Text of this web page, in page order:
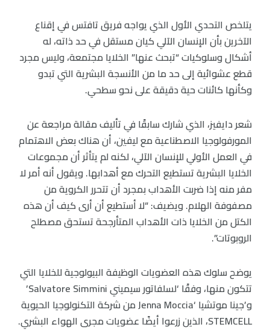
يتلخص التحدي الأول الذي يواجه فريق تافتس في إقناع
الآخرين بأن الإنسان الآلي كيان مستقل في حد ذاته، له
أشكال وسلوكيات “تبحث عنها” الخلايا مجتمعة، وليس مجرد
قطع عشوائية إلى حد ما من الأنسجة البشرية التي تبدو
وكأنها كائنات حية دقيقة على نحو سطحي.
شعر دايفيز، الذي شارك سابقًا في تأليف مقالة مراجعة عن
المورفولوجيا الاصطناعية مع ليفين، أن هناك بعض الاهتمام
في العمل الأولي للإنسان الآلي، لكنه لم يتأثر أن مجموعات
الخلايا البشرية تستطيع التحرك مع أهدابها. ويقول أنه أمر لا
مفر منه إذا ضربت الأهداب بمجرد أن تتحرر الكروية من
مصفوفة الهلام. ويضيف: “لا أستطيع أن أرى كيف أن هذه
الكتل من الخلايا ذات الأهداب المتأرجحة تستحق مصطلح
الروبوتات”.
يوضح سلوك هذه العضويات الوظيفة البيولوجية للخلايا التي
تتكون منها، وفقًا ‘لسلفاتور سيميني Salvatore Simmini’
و’جينا موتشيا ‘Jenna Moccia من شركة التكنولوجيا الحيوية
STEMCELL، الذين زرعوا أيضًا عضويات مجرى الهواء البشري.